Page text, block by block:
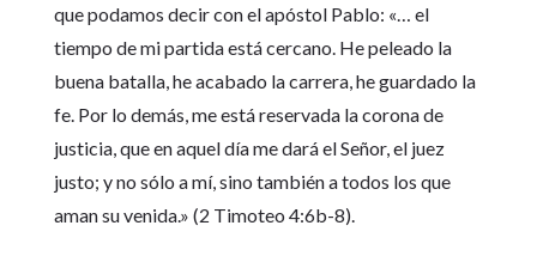
que podamos decir con el apóstol Pablo: «… el
tiempo de mi partida está cercano. He peleado la
buena batalla, he acabado la carrera, he guardado la
fe. Por lo demás, me está reservada la corona de
justicia, que en aquel día me dará el Señor, el juez
justo; y no sólo a mí, sino también a todos los que
aman su venida.» (2 Timoteo 4:6b-8).